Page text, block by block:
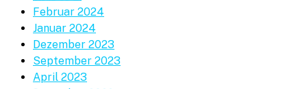
Februar 2024
Januar 2024
Dezember 2023
September 2023
April 2023